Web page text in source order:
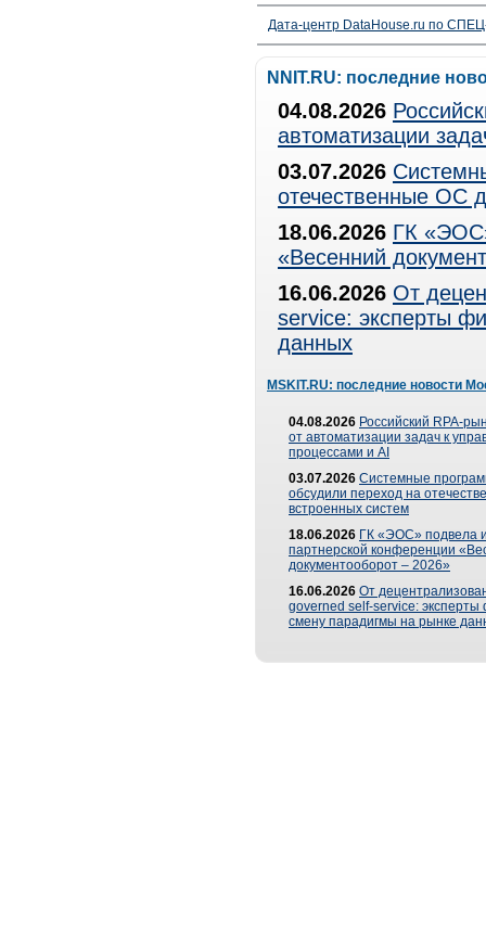
Дата-центр DataHouse.ru по
NNIT.RU: последние
04.08.2026
автоматизации
03.07.2026
отечественные ОС
18.06.2026 ГК
«Весенний
16.06.2026 От
service: эксперты
данных
MSKIT.RU: последние новости
04.08.2026 Российский RPA-
от автоматизации задач к
процессами и AI
03.07.2026 Системные
обсудили переход на
встроенных систем
18.06.2026 ГК «ЭОС» подвела
партнерской конференции
документооборот – 2026»
16.06.2026 От
governed self-service: эксперты
смену парадигмы на рынке